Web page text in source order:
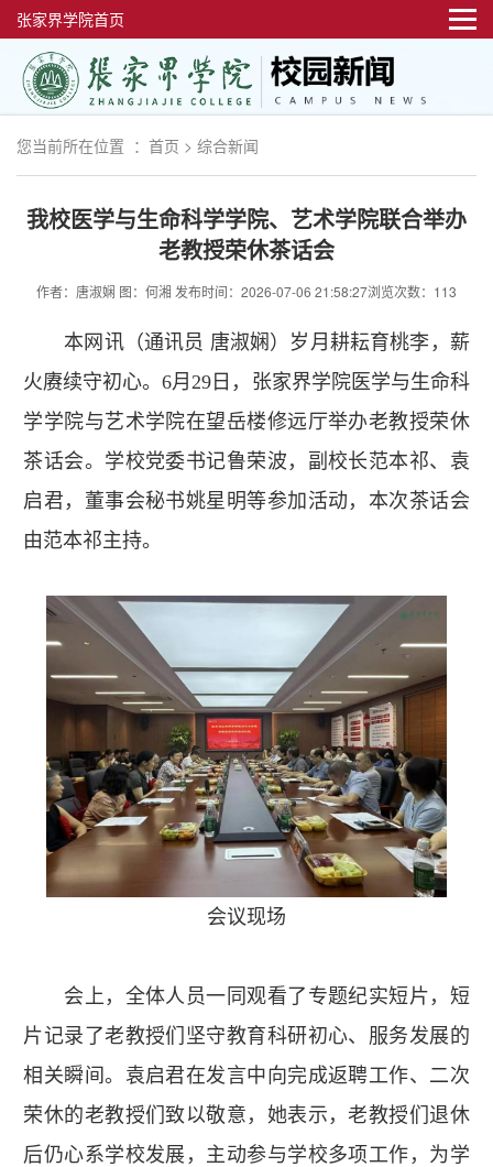
张家界学院首页
您当前所在位置 ： 首页 > 综合新闻
我校医学与生命科学学院、艺术学院联合举办
老教授荣休茶话会
作者：唐淑娴 图：何湘 发布时间：2026-07-06 21:58:27浏览次数：113
本网讯（通讯员 唐淑娴）岁月耕耘育桃李，薪
火赓续守初心。6月29日，张家界学院医学与生命科
学学院与艺术学院在望岳楼修远厅举办老教授荣休
茶话会。学校党委书记鲁荣波，副校长范本祁、袁
启君，董事会秘书姚星明等参加活动，本次茶话会
由范本祁主持。
会议现场
会上，全体人员一同观看了专题纪实短片，短
片记录了老教授们坚守教育科研初心、服务发展的
相关瞬间。袁启君在发言中向完成返聘工作、二次
荣休的老教授们致以敬意，她表示，老教授们退休
后仍心系学校发展，主动参与学校多项工作，为学